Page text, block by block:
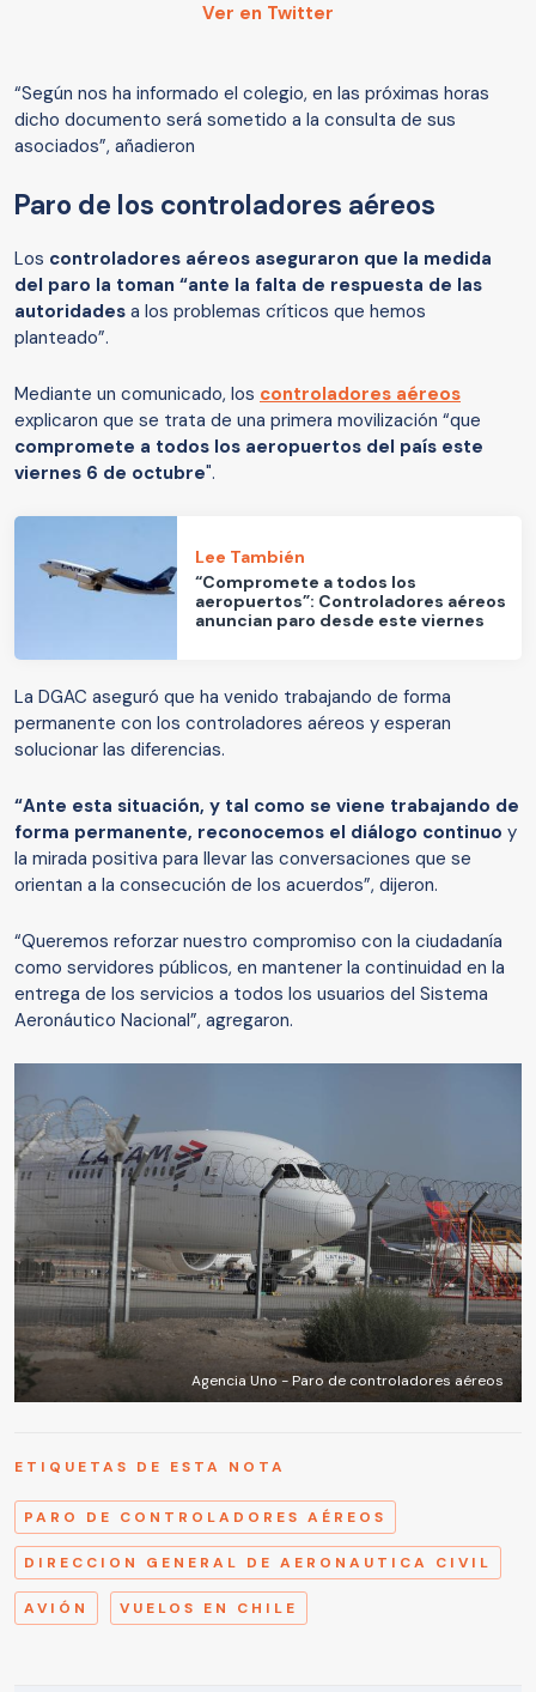
Ver en Twitter
“Según nos ha informado el colegio, en las próximas horas
dicho documento será sometido a la consulta de sus
asociados”, añadieron
Paro de los controladores aéreos
Los controladores aéreos aseguraron que la medida
del paro la toman “ante la falta de respuesta de las
autoridades a los problemas críticos que hemos
planteado”.
Mediante un comunicado, los controladores aéreos
explicaron que se trata de una primera movilización “que
compromete a todos los aeropuertos del país este
viernes 6 de octubre".
Lee También
“Compromete a todos los
aeropuertos”: Controladores aéreos
anuncian paro desde este viernes
La DGAC aseguró que ha venido trabajando de forma
permanente con los controladores aéreos y esperan
solucionar las diferencias.
“Ante esta situación, y tal como se viene trabajando de
forma permanente, reconocemos el diálogo continuo y
la mirada positiva para llevar las conversaciones que se
orientan a la consecución de los acuerdos”, dijeron.
“Queremos reforzar nuestro compromiso con la ciudadanía
como servidores públicos, en mantener la continuidad en la
entrega de los servicios a todos los usuarios del Sistema
Aeronáutico Nacional”, agregaron.
Agencia Uno - Paro de controladores aéreos
ETIQUETAS DE ESTA NOTA
PARO DE CONTROLADORES AÉREOS
DIRECCION GENERAL DE AERONAUTICA CIVIL
AVIÓN VUELOS EN CHILE